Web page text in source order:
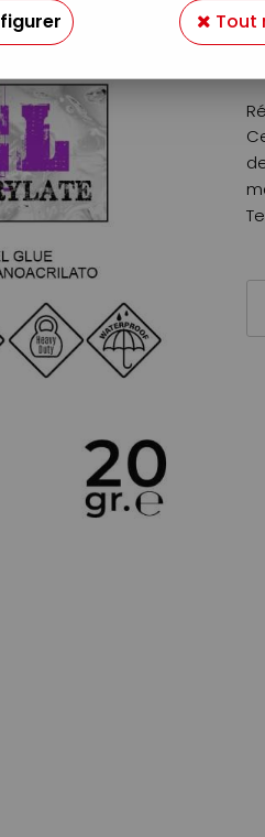
Tout